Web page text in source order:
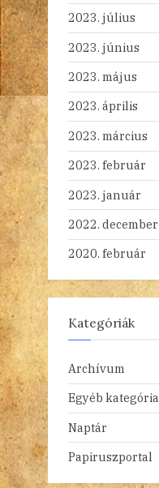
2023. július
2023. június
2023. május
2023. április
2023. március
2023. február
2023. január
2022. december
2020. február
Kategóriák
Archívum
Egyéb kategória
Naptár
Papiruszportal